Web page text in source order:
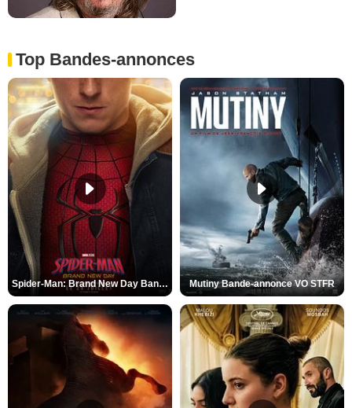
Top Bandes-annonces
Spider-Man: Brand New Day Bande-annonce VO STFR Mutiny Bande-annonce VO STFR